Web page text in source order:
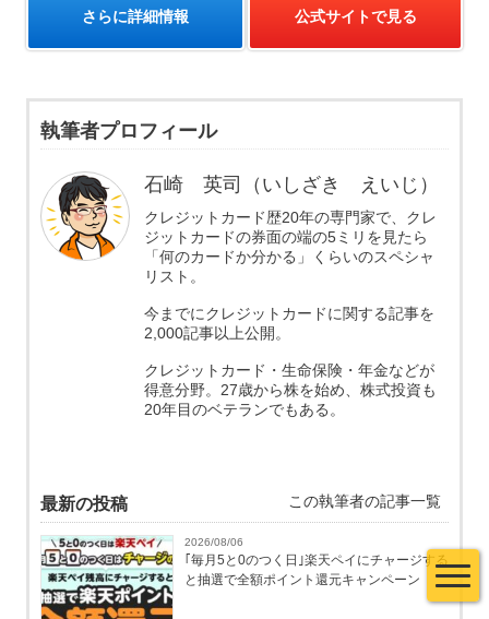
さらに詳細情報 公式サイトで見る
執筆者プロフィール
石崎 英司（いしざき えいじ）
クレジットカード歴20年の専門家で、クレ
ジットカードの券面の端の5ミリを見たら
「何のカードか分かる」くらいのスペシャ
リスト。
今までにクレジットカードに関する記事を
2,000記事以上公開。
クレジットカード・生命保険・年金などが
得意分野。27歳から株を始め、株式投資も
20年目のベテランでもある。
最新の投稿 この執筆者の記事一覧
2026/08/06
｢毎月5と0のつく日｣楽天ペイにチャージする
と抽選で全額ポイント還元キャンペーン